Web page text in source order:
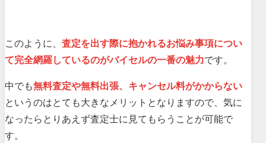
このように、 査定を出す際に抱かれるお悩み事項につい
て完全網羅しているのがバイセルの一番の魅力です。
中でも無料査定や無料出張、キャンセル料がかからない
というのはとても大きなメリットとなりますので、気に
なったらとりあえず査定士に見てもらうことが可能で
す。